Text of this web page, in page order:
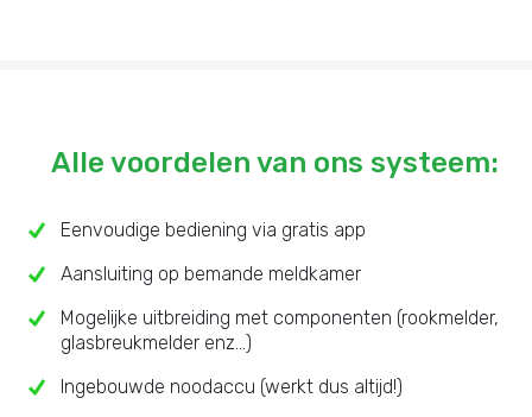
Alle voordelen van ons systeem:
Eenvoudige bediening via gratis app
Aansluiting op bemande meldkamer
Mogelijke uitbreiding met componenten (rookmelder,
glasbreukmelder enz...)
Ingebouwde noodaccu (werkt dus altijd!)